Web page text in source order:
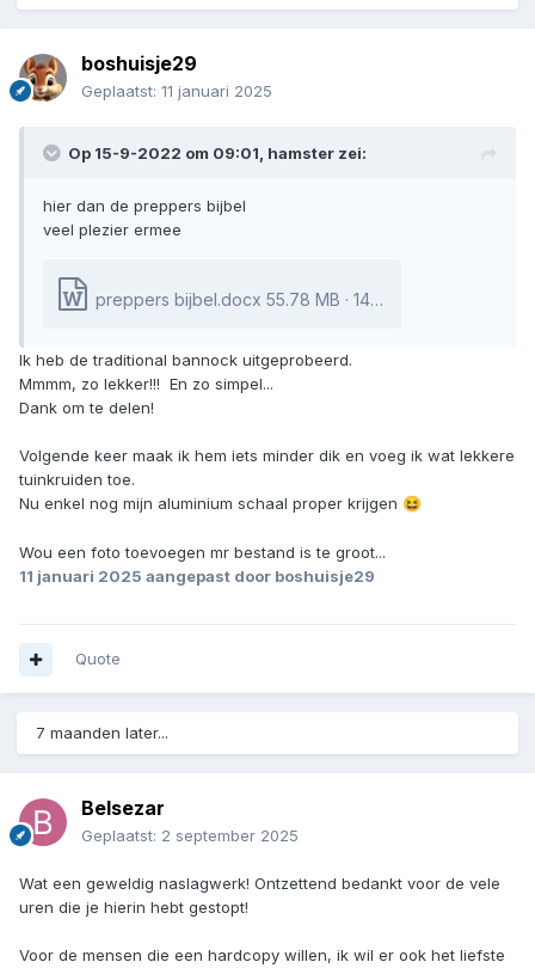
boshuisje29
Geplaatst: 11 januari 2025
Op 15-9-2022 om 09:01, hamster zei:
hier dan de preppers bijbel
veel plezier ermee
preppers bijbel.docx 55.78 MB · 146 downloads
Ik heb de traditional bannock uitgeprobeerd.
Mmmm, zo lekker!!! En zo simpel...
Dank om te delen!
Volgende keer maak ik hem iets minder dik en voeg ik wat lekkere
tuinkruiden toe.
Nu enkel nog mijn aluminium schaal proper krijgen 😆
Wou een foto toevoegen mr bestand is te groot...
11 januari 2025 aangepast door boshuisje29
Quote
7 maanden later...
Belsezar
Geplaatst: 2 september 2025
Wat een geweldig naslagwerk! Ontzettend bedankt voor de vele
uren die je hierin hebt gestopt!
Voor de mensen die een hardcopy willen, ik wil er ook het liefste